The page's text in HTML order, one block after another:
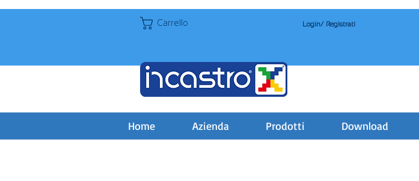
Carrello Login/ Registrati
Home Azienda Prodotti Download